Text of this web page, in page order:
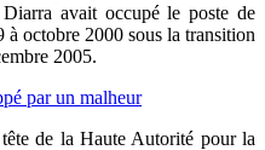
avait occupé le poste de
octobre 2000 sous la transition
2005.
par un malheur
de la Haute Autorité pour la